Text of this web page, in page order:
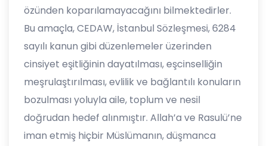
özünden koparılamayacağını bilmektedirler.
Bu amaçla, CEDAW, İstanbul Sözleşmesi, 6284
sayılı kanun gibi düzenlemeler üzerinden
cinsiyet eşitliğinin dayatılması, eşcinselliğin
meşrulaştırılması, evlilik ve bağlantılı konuların
bozulması yoluyla aile, toplum ve nesil
doğrudan hedef alınmıştır. Allah’a ve Rasulü’ne
iman etmiş hiçbir Müslümanın, düşmanca